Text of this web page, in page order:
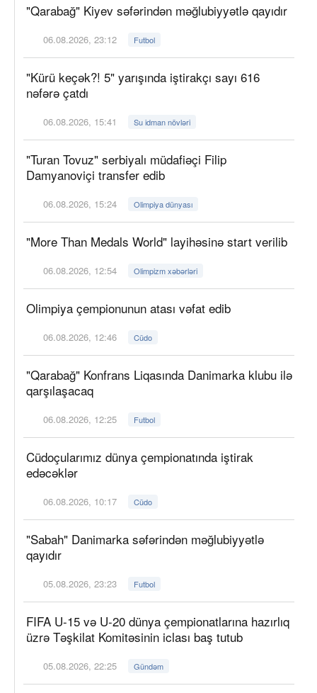
"Qarabağ" Kiyev səfərindən məğlubiyyətlə qayıdır
06.08.2026, 23:12 Futbol
"Kürü keçək?! 5" yarışında iştirakçı sayı 616
nəfərə çatdı
06.08.2026, 15:41 Su idman növləri
"Turan Tovuz" serbiyalı müdafiəçi Filip
Damyanoviçi transfer edib
06.08.2026, 15:24 Olimpiya dünyası
"More Than Medals World" layihəsinə start verilib
06.08.2026, 12:54 Olimpizm xəbərləri
Olimpiya çempionunun atası vəfat edib
06.08.2026, 12:46 Cüdo
"Qarabağ" Konfrans Liqasında Danimarka klubu ilə
qarşılaşacaq
06.08.2026, 12:25 Futbol
Cüdoçularımız dünya çempionatında iştirak
edəcəklər
06.08.2026, 10:17 Cüdo
"Sabah" Danimarka səfərindən məğlubiyyətlə
qayıdır
05.08.2026, 23:23 Futbol
FIFA U-15 və U-20 dünya çempionatlarına hazırlıq
üzrə Təşkilat Komitəsinin iclası baş tutub
05.08.2026, 22:25 Gündəm